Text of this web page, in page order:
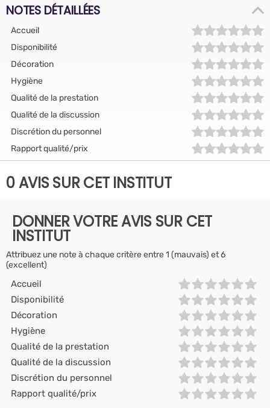
NOTES DÉTAILLÉES
Accueil
Disponibilité
Décoration
Hygiène
Qualité de la prestation
Qualité de la discussion
Discrétion du personnel
Rapport qualité/prix
0 AVIS SUR CET INSTITUT
DONNER VOTRE AVIS SUR CET
INSTITUT
Attribuez une note à chaque critère entre 1 (mauvais) et 6
(excellent)
Accueil
Disponibilité
Décoration
Hygiène
Qualité de la prestation
Qualité de la discussion
Discrétion du personnel
Rapport qualité/prix